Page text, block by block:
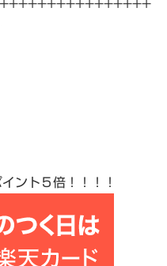
ント５倍！！！！